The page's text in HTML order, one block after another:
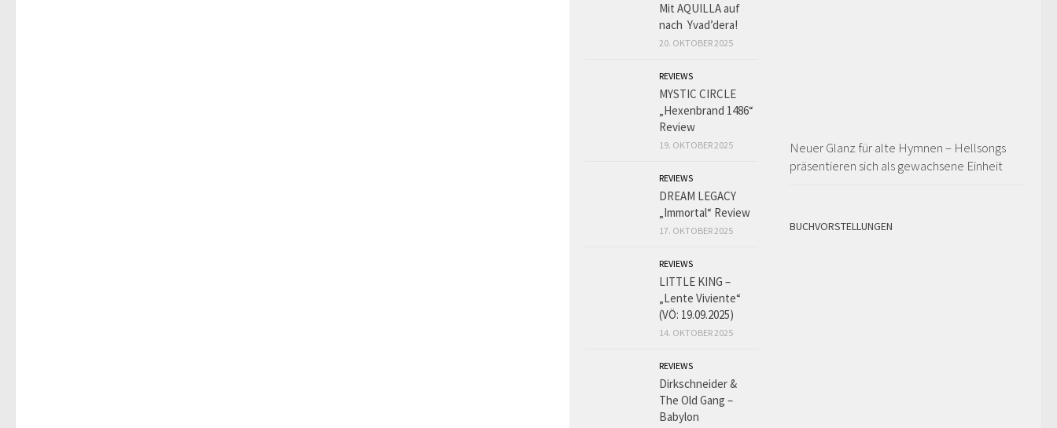
Neuer Glanz für alte Hymnen – Hellsongs
präsentieren sich als gewachsene Einheit
BUCHVORSTELLUNGEN
Mit AQUILLA auf
nach Yvad’dera!
20. OKTOBER 2025
REVIEWS
MYSTIC CIRCLE
„Hexenbrand 1486“
Review
19. OKTOBER 2025
REVIEWS
DREAM LEGACY
„Immortal“ Review
17. OKTOBER 2025
REVIEWS
LITTLE KING –
„Lente Viviente“
(VÖ: 19.09.2025)
14. OKTOBER 2025
REVIEWS
Dirkschneider &
The Old Gang –
Babylon